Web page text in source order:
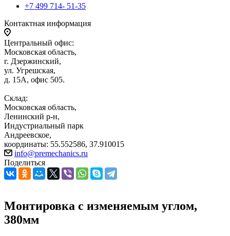
+7 499 714- 51-35
Контактная информация
Центральный офис:
Московская область,
г. Дзержинский,
ул. Угрешская,
д. 15А, офис 505.
Склад:
Московская область,
Ленинский р-н,
Индустриальный парк
Андреевское,
координаты: 55.552586, 37.910015
info@premechanics.ru
Поделиться
Монтировка с изменяемым углом,
380мм